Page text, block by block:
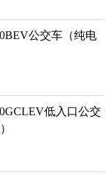
公交车（纯电
低入口公交